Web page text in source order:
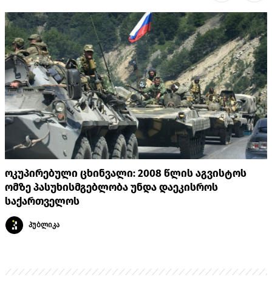
ოკუპირებული ცხინვალი: 2008 წლის აგვისტოს
ომზე პასუხისმგებლობა უნდა დაეკისროს
საქართველოს
პუბლიკა